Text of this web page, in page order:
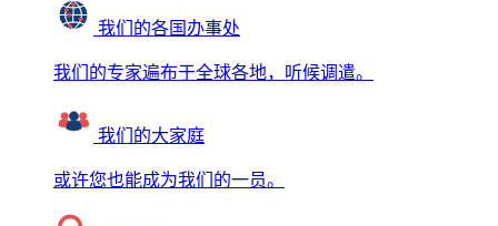
我们的各国办事处
我们的专家遍布于全球各地，听候调遣。
我们的大家庭
或许您也能成为我们的一员。